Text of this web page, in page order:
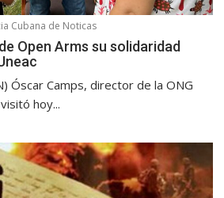
Cubana de Noticas
Open Arms su solidaridad
Óscar Camps, director de la ONG
hoy...